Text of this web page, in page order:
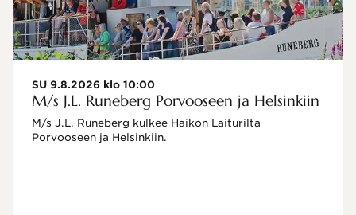
SU 9.8.2026 klo 10:00
M/s J.L. Runeberg Porvooseen ja Helsinkiin
M/s J.L. Runeberg kulkee Haikon Laiturilta
Porvooseen ja Helsinkiin.